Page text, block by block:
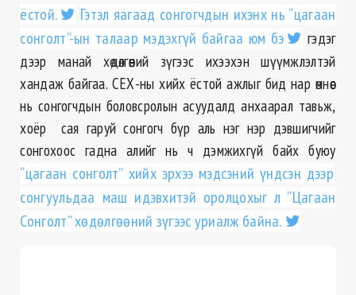
ёстой.
Гэтэл яагаад сонгогчдын ихэнх нь “цагаан
сонголт”-ын талаар мэдэхгүй байгаа юм бэ
гэдэг
дээр манай хөдөлгөөний зүгээс ихээхэн шүүмжлэлтэй
хандаж байгаа. СЕХ-ны хийх ёстой ажлыг бид нар өмнөөс
нь сонгогчдын боловсролын асуудалд анхаарал тавьж,
хоёр сая гаруй сонгогч бүр аль нэг нэр дэвшигчийг
сонгохоос гадна алийг нь ч дэмжихгүй байх буюу
“цагаан сонголт” хийх эрхээ мэдсэний үндсэн дээр
сонгуульдаа маш идэвхитэй оролцохыг л “Цагаан
Сонголт” хөдөлгөөний зүгээс уриалж байна.